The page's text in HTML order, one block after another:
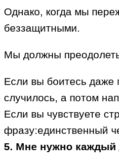
Однако, когда мы
беззащитными.
Мы должны преодолеть
Если вы боитесь даже
случилось, а потом
Если вы чувствуете
фразу:единственный
5. Мне нужно каждый